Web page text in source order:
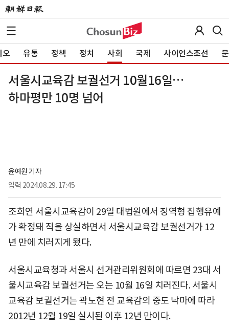
오 유통 정책 정치 사회 국제 사이언스조선
서울시교육감 보궐선거 10월16일…
하마평만 10명 넘어
윤예원 기자
입력 2024.08.29. 17:45
조희연 서울시교육감이 29일 대법원에서 징역형 집행유예
가 확정돼 직을 상실하면서 서울시교육감 보궐선거가 12
년 만에 치러지게 됐다.
서울시교육청과 서울시 선거관리위원회에 따르면 23대 서
울시교육감 보궐선거는 오는 10월 16일 치러진다. 서울시
교육감 보궐선거는 곽노현 전 교육감의 중도 낙마에 따라
2012년 12월 19일 실시된 이후 12년 만이다.